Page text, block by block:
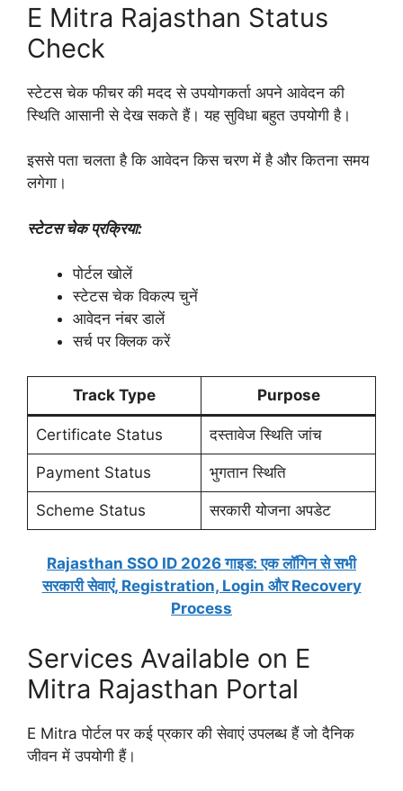
E Mitra Rajasthan Status
Check
स्टेटस चेक फीचर की मदद से उपयोगकर्ता अपने आवेदन की
स्थिति आसानी से देख सकते हैं। यह सुविधा बहुत उपयोगी है।
इससे पता चलता है कि आवेदन किस चरण में है और कितना समय
लगेगा।
स्टेटस चेक प्रक्रिया:
पोर्टल खोलें
स्टेटस चेक विकल्प चुनें
आवेदन नंबर डालें
सर्च पर क्लिक करें
Track Type Purpose
Certificate Status दस्तावेज स्थिति जांच
Payment Status भुगतान स्थिति
Scheme Status सरकारी योजना अपडेट
Rajasthan SSO ID 2026 गाइड: एक लॉगिन से सभी
सरकारी सेवाएं, Registration, Login और Recovery
Process
Services Available on E
Mitra Rajasthan Portal
E Mitra पोर्टल पर कई प्रकार की सेवाएं उपलब्ध हैं जो दैनिक
जीवन में उपयोगी हैं।